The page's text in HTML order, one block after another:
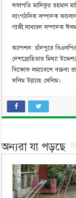
সভাপতি মানিকুর রহমান
সাংগঠনিক সম্পাদক
গাজী,সাধারন সম্পাদক
ক্যাপশন: চাঁদপুরে বিএনপির
দেশদ্রোহিতার মিথ্যা
বিক্ষোভ সমাবেশে বক্তব্য
সলিম উল্ল্যাহ সেলিম।
অন্যরা যা পড়ছে